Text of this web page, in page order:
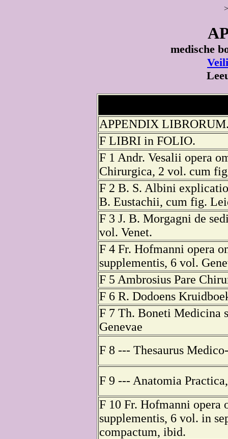
medische
APPENDIX
F LIBRI in FOLIO.
F 1 Andr. Vesalii opera
Chirurgica, 2 vol. cum
F 2 B. S. Albini
B. Eustachii, cum fig.
F 3 J. B. Morgagni de
vol. Venet.
F 4 Fr. Hofmanni opera
supplementis, 6 vol.
F 5 Ambrosius Pare
F 6 R. Dodoens
F 7 Th. Boneti Medicina
Genevae
F 8 --- Thesaurus
F 9 --- Anatomia
F 10 Fr. Hofmanni opera
supplementis, 6 vol. in
compactum, ibid.